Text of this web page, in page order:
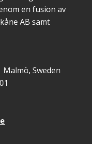
en fusion av
AB samt
Sweden